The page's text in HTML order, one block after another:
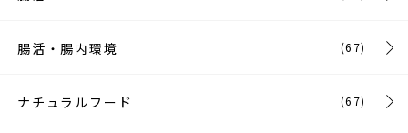
腸活・腸内環境 (67)
ナチュラルフード (67)